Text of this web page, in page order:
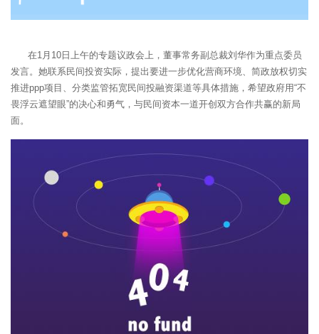
在1月10日上午的专题议政会上，董事常务副总裁刘华作为重点委员
发言。她联系民间投资实际，提出要进一步优化营商环境、简政放权切实
推进ppp项目、分类监管拓宽民间投融资渠道等具体措施，希望政府用“不
畏浮云遮望眼”的决心和勇气，与民间资本一道开创双方合作共赢的新局
面。